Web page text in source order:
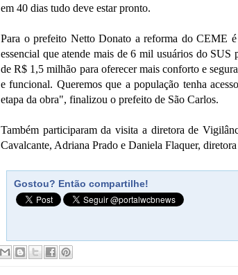
em 40 dias tudo deve estar pronto.
Para o prefeito Netto Donato a reforma do CEME é
essencial que atende mais de 6 mil usuários do
de R$ 1,5 milhão para oferecer mais conforto e
e funcional. Queremos que a população tenha
etapa da obra", finalizou o prefeito de São Carlos.
Também participaram da visita a diretora de
Cavalcante, Adriana Prado e Daniela Flaquer,
Gostou? Então compartilhe!